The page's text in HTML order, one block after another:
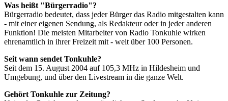
Was heißt "Bürgerradio"?
Bürgerradio bedeutet, dass jeder Bürger das Radio mitgestalten kann
- mit einer eigenen Sendung, als Redakteur oder in jeder anderen
Funktion! Die meisten Mitarbeiter von Radio Tonkuhle wirken
ehrenamtlich in ihrer Freizeit mit - weit über 100 Personen.
Seit wann sendet Tonkuhle?
Seit dem 15. August 2004 auf 105,3 MHz in Hildesheim und
Umgebung, und über den Livestream in die ganze Welt.
Gehört Tonkuhle zur Zeitung?